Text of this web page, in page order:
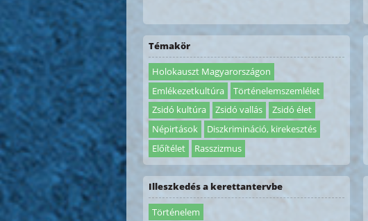
Témakör
Holokauszt Magyarországon
Emlékezetkultúra
Történelemszemlélet
Zsidó kultúra
Zsidó vallás
Zsidó élet
Népirtások
Diszkrimináció, kirekesztés
Előítélet
Rasszizmus
Illeszkedés a kerettantervbe
Történelem